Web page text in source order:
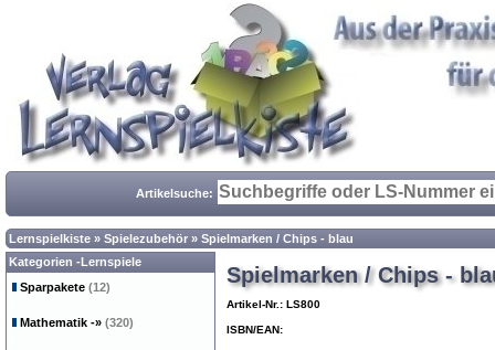
Artikelsuche:
Lernspielkiste » Spielezubehör » Spielmarken / Chips - blau
Spielmarken / Chips -
Artikel-Nr.: LS800
ISBN/EAN:
Kategorien -Lernspiele
Sparpakete (12)
Mathematik -» (320)